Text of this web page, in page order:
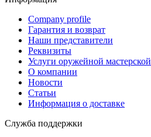
Company profile
Гарантия и возврат
Наши представители
Реквизиты
Услуги оружейной мастерской
О компании
Новости
Статьи
Информация о доставке
Служба поддержки